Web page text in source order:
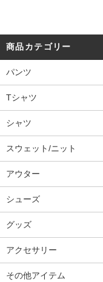
商品カテゴリー
パンツ
Tシャツ
シャツ
スウェット/ニット
アウター
シューズ
グッズ
アクセサリー
その他アイテム